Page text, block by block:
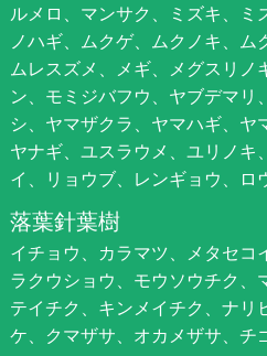
ルメロ、マンサク、ミズキ、ミ
ノハギ、ムクゲ、ムクノキ、ム
ムレスズメ、メギ、メグスリノ
ン、モミジバフウ、ヤブデマリ
シ、ヤマザクラ、ヤマハギ、ヤ
ヤナギ、ユスラウメ、ユリノキ
イ、リョウブ、レンギョウ、ロ
落葉針葉樹
イチョウ、カラマツ、メタセコ
ラクウショウ、モウソウチク、
テイチク、キンメイチク、ナリ
ケ、クマザサ、オカメザサ、チ